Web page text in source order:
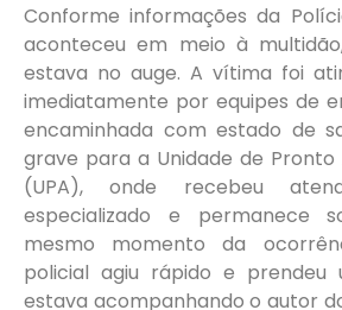
Conforme informações da
aconteceu em meio à
estava no auge. A vítima foi
imediatamente por equipes de
encaminhada com estado de
grave para a Unidade de
(UPA), onde recebeu
especializado e permanece
mesmo momento da
policial agiu rápido e prendeu
estava acompanhando o autor